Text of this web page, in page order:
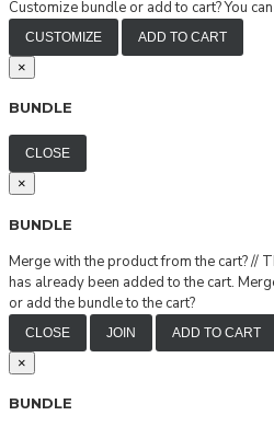
Customize bundle or add to cart?You
CUSTOMIZE ADD TO CART
×
BUNDLE
CLOSE
×
BUNDLE
Merge with the product from the cart?//
has already been added to the cart.
or add the bundle to the cart?
CLOSE JOIN ADD TO CART
×
BUNDLE